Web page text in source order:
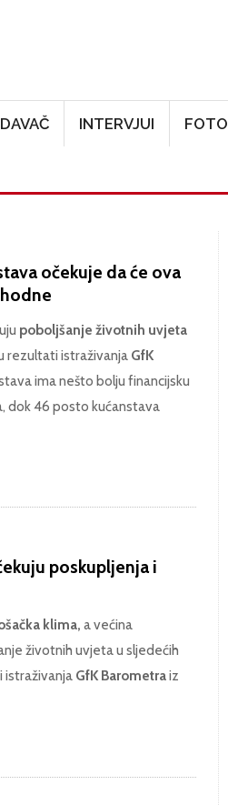
INTERVJUI FOTO
očekuje da će ova
poboljšanje životnih uvjeta
rezultati istraživanja GfK
ima nešto bolju financijsku
dok 46 posto kućanstava
poskupljenja i
klima, a većina
životnih uvjeta u sljedećih
istraživanja GfK Barometraiz